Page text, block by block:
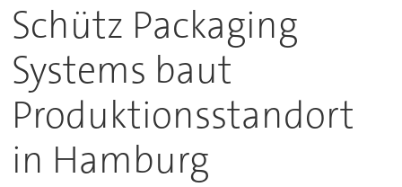
Schütz Packaging
Systems baut
Produktionsstandort
in Hamburg